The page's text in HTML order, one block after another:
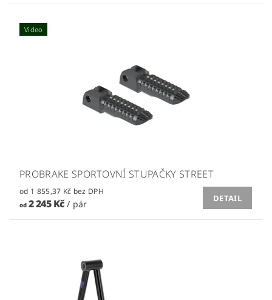
Video
PROBRAKE SPORTOVNÍ STUPAČKY STREET
od 1 855,37 Kč bez DPH
od2 245 Kč/ pár
DETAIL